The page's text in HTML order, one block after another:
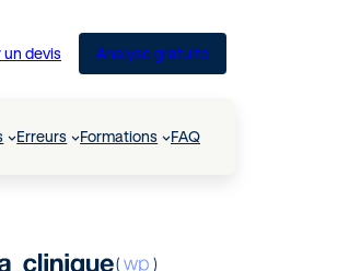
un devis Analyse gratuite
Erreurs Formations FAQ